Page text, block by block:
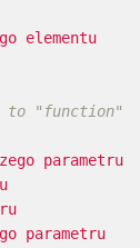
elementu
to "function"
parametru
parametru